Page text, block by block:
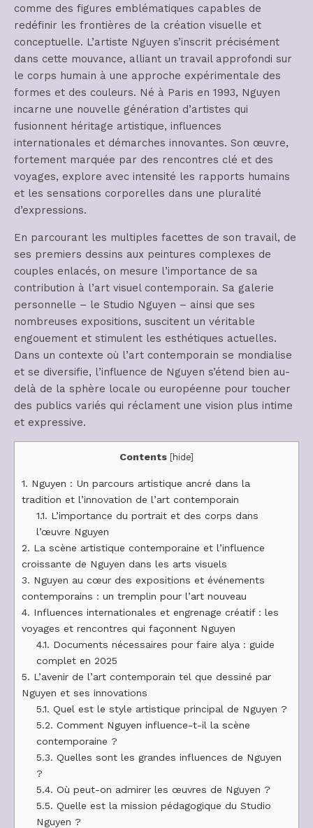
comme des figures emblématiques capables de
redéfinir les frontières de la création visuelle et
conceptuelle. L’artiste Nguyen s’inscrit précisément
dans cette mouvance, alliant un travail approfondi sur
le corps humain à une approche expérimentale des
formes et des couleurs. Né à Paris en 1993, Nguyen
incarne une nouvelle génération d’artistes qui
fusionnent héritage artistique, influences
internationales et démarches innovantes. Son œuvre,
fortement marquée par des rencontres clé et des
voyages, explore avec intensité les rapports humains
et les sensations corporelles dans une pluralité
d’expressions.
En parcourant les multiples facettes de son travail, de
ses premiers dessins aux peintures complexes de
couples enlacés, on mesure l’importance de sa
contribution à l’art visuel contemporain. Sa galerie
personnelle – le Studio Nguyen – ainsi que ses
nombreuses expositions, suscitent un véritable
engouement et stimulent les esthétiques actuelles.
Dans un contexte où l’art contemporain se mondialise
et se diversifie, l’influence de Nguyen s’étend bien au-
delà de la sphère locale ou européenne pour toucher
des publics variés qui réclament une vision plus intime
et expressive.
Contents [hide]
1. Nguyen : Un parcours artistique ancré dans la
tradition et l’innovation de l’art contemporain
1.1. L’importance du portrait et des corps dans
l’œuvre Nguyen
2. La scène artistique contemporaine et l’influence
croissante de Nguyen dans les arts visuels
3. Nguyen au cœur des expositions et événements
contemporains : un tremplin pour l’art nouveau
4. Influences internationales et engrenage créatif : les
voyages et rencontres qui façonnent Nguyen
4.1. Documents nécessaires pour faire alya : guide
complet en 2025
5. L’avenir de l’art contemporain tel que dessiné par
Nguyen et ses innovations
5.1. Quel est le style artistique principal de Nguyen ?
5.2. Comment Nguyen influence-t-il la scène
contemporaine ?
5.3. Quelles sont les grandes influences de Nguyen
?
5.4. Où peut-on admirer les œuvres de Nguyen ?
5.5. Quelle est la mission pédagogique du Studio
Nguyen ?